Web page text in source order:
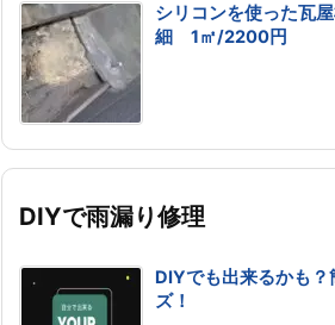
シリコンを使った瓦
細 1㎡/2200円
DIYで雨漏り修理
DIYでも出来るかも
ズ！